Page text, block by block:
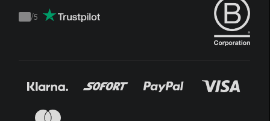
Trustpilot
/5